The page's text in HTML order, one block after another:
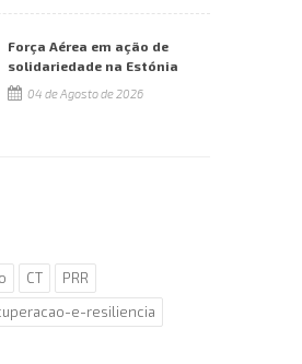
Força Aérea em ação de
solidariedade na Estónia
04 de Agosto de 2026
CT
PRR
e-resiliencia